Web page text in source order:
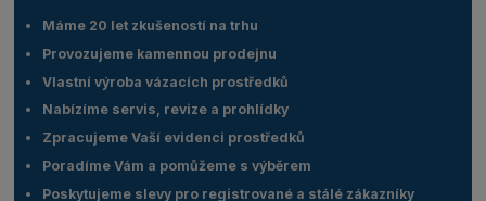
Máme 20 let zkušeností na trhu
Provozujeme kamennou prodejnu
Vlastní výroba vázacích prostředků
Nabízíme servis, revize a prohlídky
Zpracujeme Vaší evidenci prostředků
Poradíme Vám a pomůžeme s výběrem
Poskytujeme slevy pro registrované a stálé zákazníky